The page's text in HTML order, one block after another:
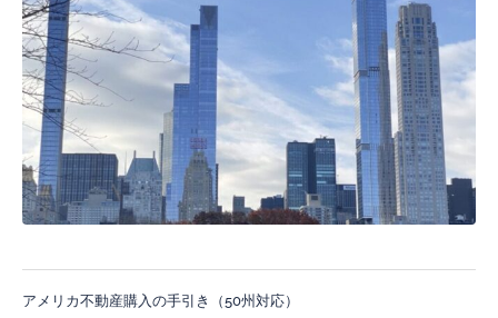
アメリカ不動産購入の手引き（50州対応）